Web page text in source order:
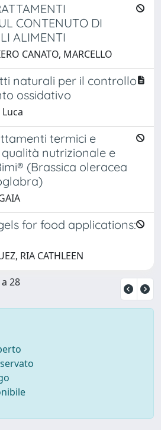
CONTENUTO DI
ALIMENTI
CANATO, MARCELLO
naturali per il controllo
ossidativo
termici e
nutrizionale e
(Brassica oleracea
for food applications:
RIA CATHLEEN
28